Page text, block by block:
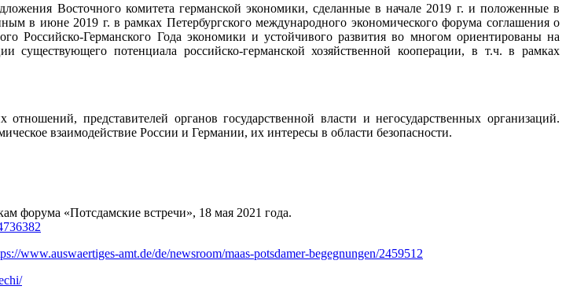
Восточного комитета германской экономики, сделанные в начале 2019 г. и положенные в
июне 2019 г. в рамках Петербургского международного экономического форума соглашения о
Российско-Германского Года экономики и устойчивого развития во многом ориентированы на
существующего потенциала российско-германской хозяйственной кооперации, в т.ч. в рамках
представителей органов государственной власти и негосударственных организаций.
взаимодействие России и Германии, их интересы в области безопасности.
форума «Потсдамские встречи», 18 мая 2021 года.
www.auswaertiges-amt.de/de/newsroom/maas-potsdamer-begegnungen/2459512